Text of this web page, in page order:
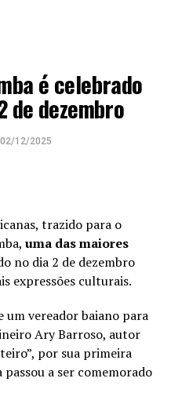
é celebrado
dezembro
02/12/2025
trazido para o
uma das maiores
no dia 2 de dezembro
expressões culturais.
vereador baiano para
Ary Barroso, autor
por sua primeira
passou a ser comemorado